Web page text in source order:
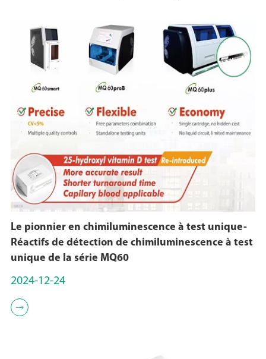
Le pionnier en chimiluminescence à test unique-
Réactifs de détection de chimiluminescence à test
unique de la série MQ60
2024-12-24
